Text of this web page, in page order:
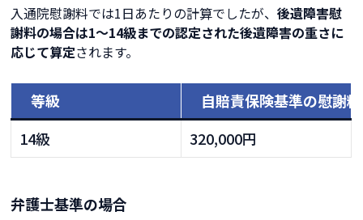
入通院慰謝料では1日あたりの計算でしたが、後遺障害慰
謝料の場合は1～14級までの認定された後遺障害の重さに
応じて算定されます。
等級
自賠責保険基準の慰謝料
14級
320,000円
弁護士基準の場合